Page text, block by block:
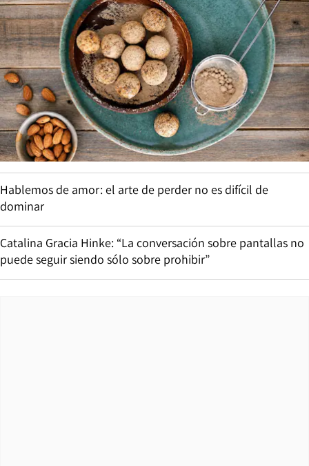
Hablemos de amor: el arte de perder no es difícil de
dominar
Catalina Gracia Hinke: “La conversación sobre pantallas no
puede seguir siendo sólo sobre prohibir”